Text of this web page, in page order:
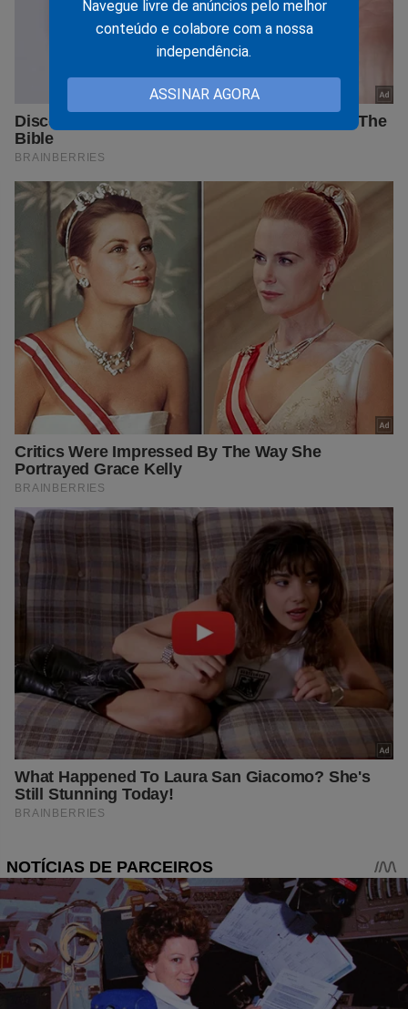
Navegue livre de anúncios pelo melhor
conteúdo e colabore com a nossa
independência.
ASSINAR AGORA